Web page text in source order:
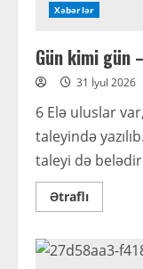
Xəbərlər
Gün kimi gün
31 İyul 2026
6 Elə uluslar
taleyində
taleyi də
ƏtraflıRead
more
kimi
gün